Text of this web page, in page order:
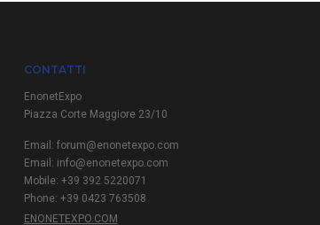
CONTATTI
EnonetExpo
Piazza Corte Maggiore 23/10
Email: forum@enonetexpo.com
Email: info@enonetexpo.com
Mobile: +39 392 5220071
Phone: +39 0423 763508
ENONETEXPO.COM